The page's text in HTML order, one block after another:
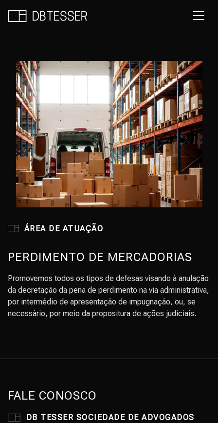
ÁREA DE ATUAÇÃO
PERDIMENTO DE MERCADORIAS
Promovemos todos os tipos de defesas visando à anulação
da decretação da pena de perdimento na via administrativa,
por intermédio de apresentação de impugnação, ou, se
necessário, por meio da propositura de ações judiciais.
FALE CONOSCO
DB TESSER SOCIEDADE DE ADVOGADOS